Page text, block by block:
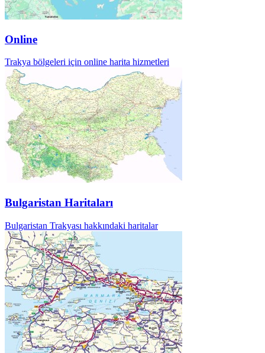
Online
Trakya bölgeleri için online harita hizmetleri
Bulgaristan Haritaları
Bulgaristan Trakyası hakkındaki haritalar